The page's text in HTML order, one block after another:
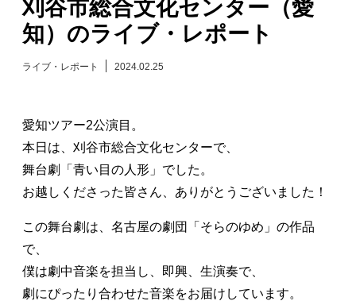
日々のレポート
演奏依頼
お問い合わせ
刈谷市総合文化センター（愛
知）のライブ・レポート
ライブ・レポート 2024.02.25
愛知ツアー2公演目。
本日は、刈谷市総合文化センターで、
舞台劇「青い目の人形」でした。
お越しくださった皆さん、ありがとうございました！
この舞台劇は、名古屋の劇団「そらのゆめ」の作品
で、
僕は劇中音楽を担当し、即興、生演奏で、
劇にぴったり合わせた音楽をお届けしています。